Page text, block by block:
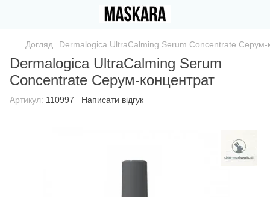
Догляд Dermalogica UltraCalming Serum Concentrate Серум-
Dermalogica UltraCalming Serum
Concentrate Серум-концентрат
Артикул: 110997 Написати відгук